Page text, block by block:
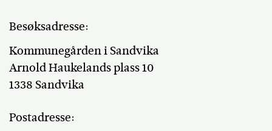
Besøksadresse:
Kommunegården i Sandvika
Arnold Haukelands plass 10
1338 Sandvika
Postadresse: